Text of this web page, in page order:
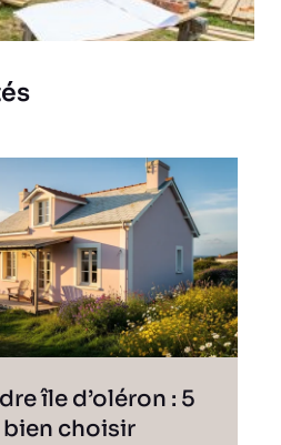
île d’oléron : 5
choisir